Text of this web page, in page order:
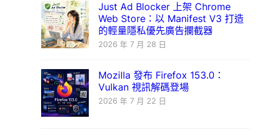
Just Ad Blocker 上架 Chrome
Web Store：以 Manifest V3 打造
的輕量隱私優先廣告攔截器
2026 年 7 月 28 日
Mozilla 發布 Firefox 153.0：
Vulkan 視訊解碼登場
2026 年 7 月 22 日